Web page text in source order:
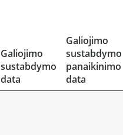
Galiojimo
sustabdymo
data
Galiojimo
sustabdymo
panaikinimo
data